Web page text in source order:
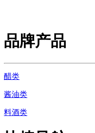
品牌产品
醋类
酱油类
料酒类